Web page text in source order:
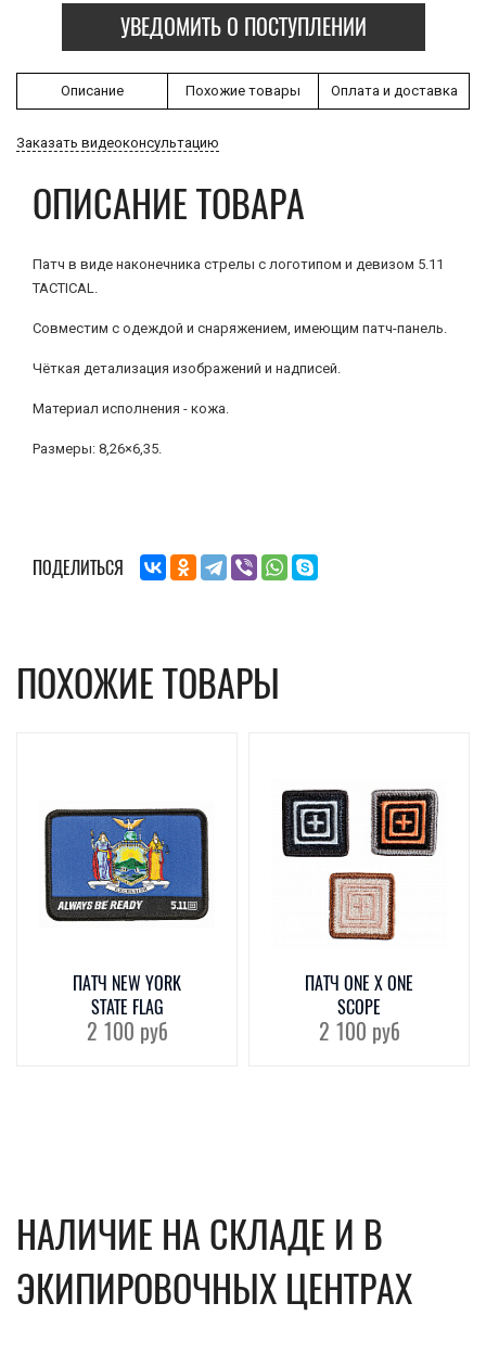
УВЕДОМИТЬ О ПОСТУПЛЕНИИ
Описание Похожие товары Оплата и доставка
Заказать видеоконсультацию
ОПИСАНИЕ ТОВАРА
Патч в виде наконечника стрелы с логотипом и девизом 5.11
TACTICAL.
Совместим с одеждой и снаряжением, имеющим патч-панель.
Чёткая детализация изображений и надписей.
Материал исполнения - кожа.
Размеры: 8,26×6,35.
ПОДЕЛИТЬСЯ
ПОХОЖИЕ ТОВАРЫ
ПАТЧ NEW YORK
STATE FLAG
2 100 руб
ПАТЧ ONE X ONE
SCOPE
2 100 руб
НАЛИЧИЕ НА СКЛАДЕ И В
ЭКИПИРОВОЧНЫХ ЦЕНТРАХ